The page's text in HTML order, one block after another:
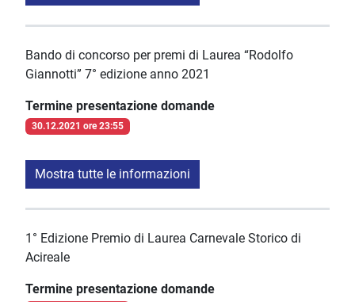
Bando di concorso per premi di Laurea “Rodolfo
Giannotti” 7° edizione anno 2021
Termine presentazione domande
30.12.2021 ore 23:55
Mostra tutte le informazioni
1° Edizione Premio di Laurea Carnevale Storico di
Acireale
Termine presentazione domande